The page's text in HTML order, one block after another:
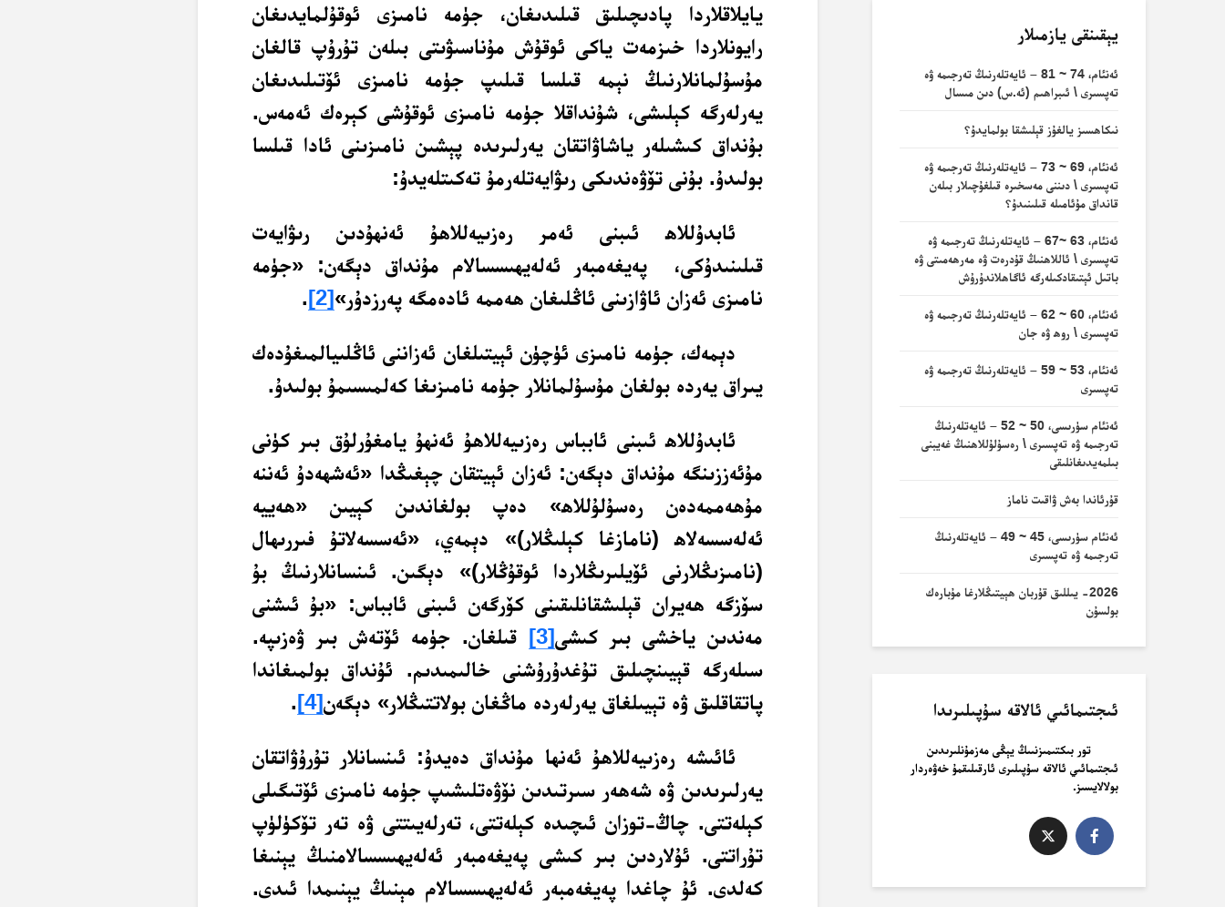
يايلاقلاردا پادىچىلىق قىلىدىغان، جۈمە نامىزى ئوقۇلمايدىغان
رايونلاردا خىزمەت ياكى ئوقۇش مۇناسىۋىتى بىلەن تۇرۇپ قالغان
مۇسۇلمانلارنىڭ نېمە قىلسا قىلىپ جۈمە نامىزى ئۆتىلىدىغان
يەرلەرگە كېلىشى، شۇنداقلا جۈمە نامىزى ئوقۇشى كېرەك ئەمەس.
بۇنداق كىشىلەر ياشاۋاتقان يەرلىرىدە پېشىن نامىزىنى ئادا قىلسا
بولىدۇ. بۇنى تۆۋەندىكى رىۋايەتلەرمۇ تەكىتلەيدۇ:
ئابدۇللاھ ئىبنى ئەمر رەزىيەللاھۇ ئەنھۇدىن رىۋايەت
قىلىنىدۇكى، پەيغەمبەر ئەلەيھىسسالام مۇنداق دېگەن: «جۈمە
نامىزى ئەزان ئاۋازىنى ئاڭلىغان ھەممە ئادەمگە پەرزدۇر»[2]
.
دېمەك، جۈمە نامىزى ئۈچۈن ئېيتىلغان ئەزاننى ئاڭلىيالمىغۇدەك
يىراق يەردە بولغان مۇسۇلمانلار جۈمە نامىزىغا كەلمىسىمۇ بولىدۇ.
ئابدۇللاھ ئىبنى ئابباس رەزىيەللاھۇ ئەنھۇ يامغۇرلۇق بىر كۈنى
مۇئەززىنگە مۇنداق دېگەن: ئەزان ئېيتقان چېغىڭدا «ئەشھەدۇ ئەننە
مۇھەممەدەن رەسۇلۇللاھ» دەپ بولغاندىن كېيىن «ھەييە
ئەلەسسەلاھ (نامازغا كېلىڭلار)» دېمەي، «ئەسسەلاتۇ فىررىھال
(نامىزىڭلارنى ئۆيلىرىڭلاردا ئوقۇڭلار)» دېگىن. ئىنسانلارنىڭ بۇ
سۆزگە ھەيران قېلىشقانلىقىنى كۆرگەن ئىبنى ئابباس: «بۇ ئىشنى
مەندىن ياخشى بىر كىشى[3]
قىلغان. جۈمە ئۆتەش بىر ۋەزىپە.
سىلەرگە قېيىنچىلىق تۇغدۇرۇشنى خالىمىدىم. ئۇنداق بولمىغاندا
پاتقاقلىق ۋە تېيىلغاق يەرلەردە ماڭغان بولاتتىڭلار» دېگەن[4]
.
ئائىشە رەزىيەللاھۇ ئەنھا مۇنداق دەيدۇ: ئىنسانلار تۇرۇۋاتقان
يەرلىرىدىن ۋە شەھەر سىرتىدىن نۆۋەتلىشىپ جۈمە نامىزى ئۆتىگىلى
كېلەتتى. چاڭ-توزان ئىچىدە كېلەتتى، تەرلەيىتتى ۋە تەر تۆكۈلۈپ
تۇراتتى. ئۇلاردىن بىر كىشى پەيغەمبەر ئەلەيھىسسالامنىڭ يېنىغا
كەلدى. ئۇ چاغدا پەيغەمبەر ئەلەيھىسسالام مېنىڭ يېنىمدا ئىدى.
يېقىنقى يازمىلار
ئەنئام، 74 ~ 81 – ئايەتلەرنىڭ تەرجىمە ۋە
تەپسىرى \ ئىبراھىم (ئە.س) دىن مىسال
نىكاھسىز يالغۇز قېلىشقا بولمايدۇ؟
ئەنئام، 69 ~ 73 – ئايەتلەرنىڭ تەرجىمە ۋە
تەپسىرى \ دىننى مەسخىرە قىلغۇچىلار بىلەن
قانداق مۇئامىلە قىلىنىدۇ؟
ئەنئام، 63 ~67 – ئايەتلەرنىڭ تەرجىمە ۋە
تەپسىرى \ ئاللاھنىڭ قۇدرەت ۋە مەرھەمىتى ۋە
باتىل ئېتىقادكىلەرگە ئاگاھلاندۇرۇش
ئەنئام، 60 ~ 62 – ئايەتلەرنىڭ تەرجىمە ۋە
تەپسىرى \ روھ ۋە جان
ئەنئام، 53 ~ 59 – ئايەتلەرنىڭ تەرجىمە ۋە
تەپسىرى
ئەنئام سۈرىسى، 50 ~ 52 – ئايەتلەرنىڭ
تەرجىمە ۋە تەپسىرى \ رەسۇلۇللاھنىڭ غەيبنى
بىلمەيدىغانلىقى
قۇرئاندا بەش ۋاقىت ناماز
ئەنئام سۈرىسى، 45 ~ 49 – ئايەتلەرنىڭ
تەرجىمە ۋە تەپسىرى
2026- يىللىق قۇربان ھېيتىڭلارغا مۇبارەك
بولسۇن
ئىجتىمائىي ئالاقە سۇپىلىرىدا
تور بىكتىمىزنىىڭ يېڭى مەزمۇنلىرىدىن
ئىجتىمائىي ئالاقە سۇپىلىرى ئارقىلىقمۇ خەۋەردار
بولالايسىز.